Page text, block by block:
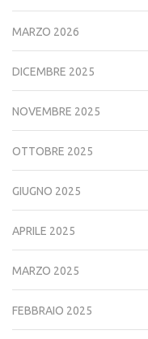
MARZO 2026
DICEMBRE 2025
NOVEMBRE 2025
OTTOBRE 2025
GIUGNO 2025
APRILE 2025
MARZO 2025
FEBBRAIO 2025